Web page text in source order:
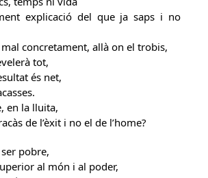
explicació del que ja saps i no
concretament, allà on el trobis,
tot,
és net,
en la lluita,
de l’èxit i no el de l’home?
pobre,
al món i al poder,